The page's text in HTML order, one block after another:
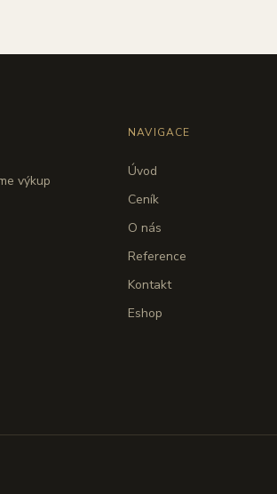
výkup
NAVIGACE
Úvod
Ceník
O nás
Reference
Kontakt
Eshop